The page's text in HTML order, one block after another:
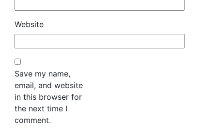
Website
Save my name,
email, and website
in this browser for
the next time I
comment.